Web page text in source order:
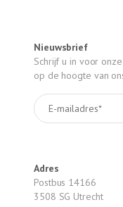
Nieuwsbrief
Schrijf u in voor
op de hoogte van
Adres
Postbus 14166
3508 SG Utrecht